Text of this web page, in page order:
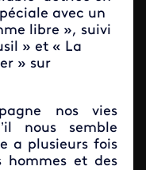
avec un
libre », suivi
» et « La
» sur
nos vies
nous semble
a plusieurs fois
hommes et des